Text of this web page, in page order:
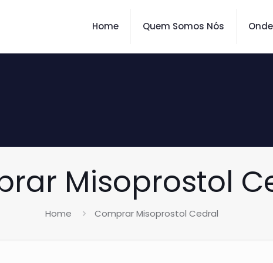
Home Quem Somos Nós
Misoprostol
Home Comprar Misoprostol Cedral